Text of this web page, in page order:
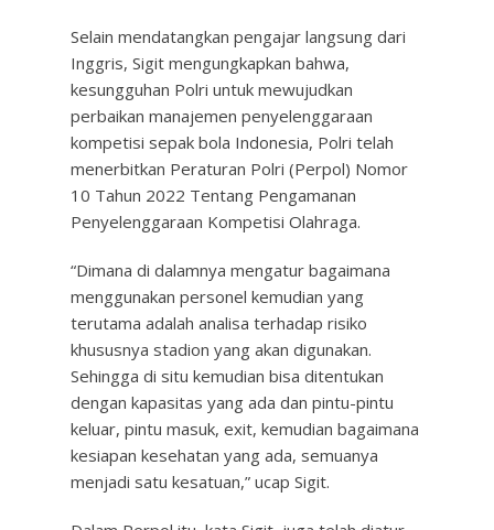
Selain mendatangkan pengajar langsung dari
Inggris, Sigit mengungkapkan bahwa,
kesungguhan Polri untuk mewujudkan
perbaikan manajemen penyelenggaraan
kompetisi sepak bola Indonesia, Polri telah
menerbitkan Peraturan Polri (Perpol) Nomor
10 Tahun 2022 Tentang Pengamanan
Penyelenggaraan Kompetisi Olahraga.
“Dimana di dalamnya mengatur bagaimana
menggunakan personel kemudian yang
terutama adalah analisa terhadap risiko
khususnya stadion yang akan digunakan.
Sehingga di situ kemudian bisa ditentukan
dengan kapasitas yang ada dan pintu-pintu
keluar, pintu masuk, exit, kemudian bagaimana
kesiapan kesehatan yang ada, semuanya
menjadi satu kesatuan,” ucap Sigit.